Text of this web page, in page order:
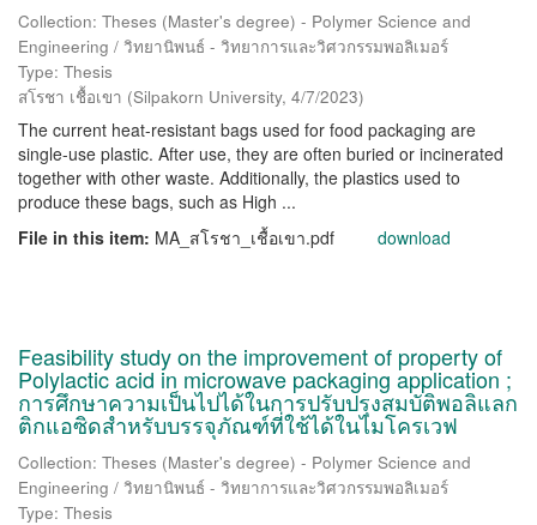
Collection: Theses (Master's degree) - Polymer Science and
Engineering / วิทยานิพนธ์ - วิทยาการและวิศวกรรมพอลิเมอร์
Type: Thesis
สโรชา เชื้อเขา (Silpakorn University, 4/7/2023)
The current heat-resistant bags used for food packaging are
single-use plastic. After use, they are often buried or incinerated
together with other waste. Additionally, the plastics used to
produce these bags, such as High ...
File in this item: MA_สโรชา_เชื้อเขา.pdf download
Feasibility study on the improvement of property of
Polylactic acid in microwave packaging application ;
การศึกษาความเป็นไปได้ในการปรับปรุงสมบัติพอลิแลก
ติกแอซิดสำหรับบรรจุภัณฑ์ที่ใช้ได้ในไมโครเวฟ
Collection: Theses (Master's degree) - Polymer Science and
Engineering / วิทยานิพนธ์ - วิทยาการและวิศวกรรมพอลิเมอร์
Type: Thesis